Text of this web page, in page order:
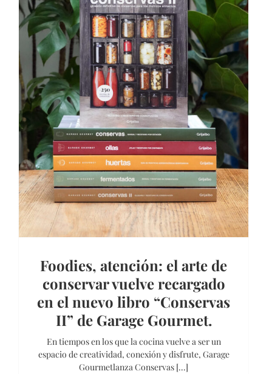
Foodies, atención: el arte de
conservar vuelve recargado
en el nuevo libro “Conservas
II” de Garage Gourmet.
En tiempos en los que la cocina vuelve a ser un
espacio de creatividad, conexión y disfrute, Garage
Gourmetlanza Conservas [...]